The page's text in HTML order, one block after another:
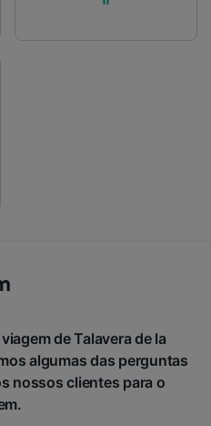
de Talavera de la
algumas das perguntas
nossos clientes para o